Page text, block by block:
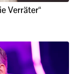
Verräter“